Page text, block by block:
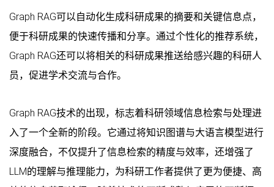
Graph RAG可以自动化生成科研成果的摘要和关键信息点，
便于科研成果的快速传播和分享。通过个性化的推荐系统，
Graph RAG还可以将相关的科研成果推送给感兴趣的科研人
员，促进学术交流与合作。
Graph RAG技术的出现，标志着科研领域信息检索与处理进
入了一个全新的阶段。它通过将知识图谱与大语言模型进行
深度融合，不仅提升了信息检索的精度与效率，还增强了
LLM的理解与推理能力，为科研工作者提供了更为便捷、高